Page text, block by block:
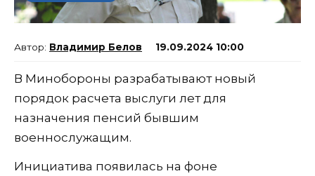
Владимир Белов 19.09.2024 10:00
В Минобороны разрабатывают новый
порядок расчета выслуги лет для
назначения пенсий бывшим
военнослужащим.
Инициатива появилась на фоне